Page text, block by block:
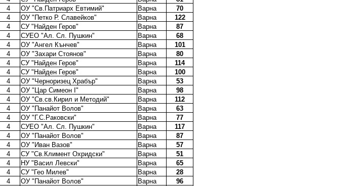
4 ОУ "Св.Патриарх Евтимий" Варна
70
4 ОУ "Петко Р. Славейков" Варна
122
4 СУ "Найден Геров" Варна
87
4 СУЕО "Ал. Сл. Пушкин" Варна
68
4 ОУ "Ангел Кънчев" Варна
101
4 ОУ "Захари Стоянов" Варна
80
4 СУ "Найден Геров" Варна
114
4 СУ "Найден Геров" Варна
100
4 ОУ "Черноризец Храбър" Варна
53
4 ОУ "Цар Симеон I" Варна
98
4 ОУ "Св.св.Кирил и Методий" Варна
112
4 ОУ "Панайот Волов" Варна
63
4 ОУ "Г.С.Раковски" Варна
77
4 СУЕО "Ал. Сл. Пушкин" Варна
117
4 ОУ "Панайот Волов" Варна
87
4 ОУ "Иван Вазов" Варна
57
4 СУ "Св.Климент Охридски" Варна
51
4 НУ "Васил Левски" Варна
65
4 СУ "Гео Милев" Варна
28
4 ОУ "Панайот Волов" Варна
96